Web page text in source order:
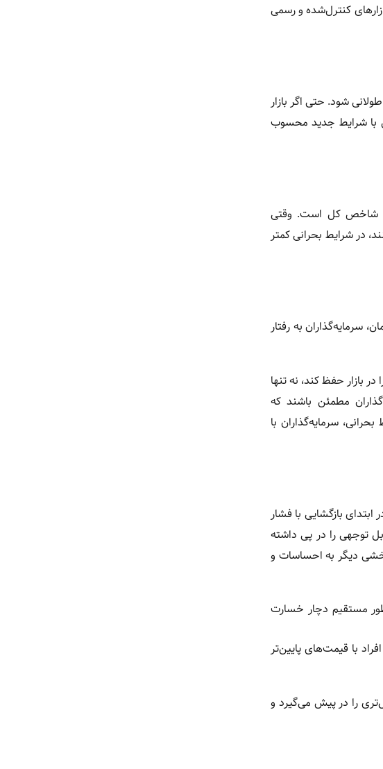
کنترل‌شده و رسمی
شود. حتی اگر بازار
با شرایط جدید محسوب
به شاخص کل است. وقتی
در شرایط بحرانی کمتر
سرمایه‌گذاران به رفتار
بازار حفظ کند، نه تنها
مطمئن باشند که
سرمایه‌گذاران با
بازگشایی با فشار
توجهی را در پی داشته
دیگر به احساسات و
مستقیم دچار خسارت
با قیمت‌های پایین‌تر
را در پیش می‌گیرد و